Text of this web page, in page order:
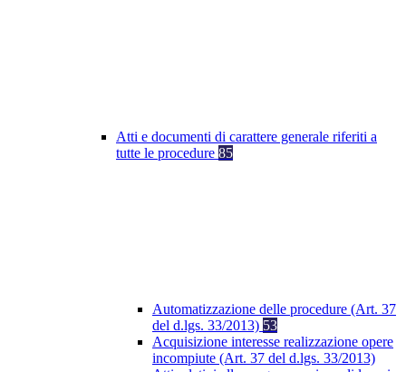
Atti e documenti di carattere generale riferiti a
tutte le procedure 85
Automatizzazione delle procedure (Art. 37
del d.lgs. 33/2013) 53
Acquisizione interesse realizzazione opere
incompiute (Art. 37 del d.lgs. 33/2013)